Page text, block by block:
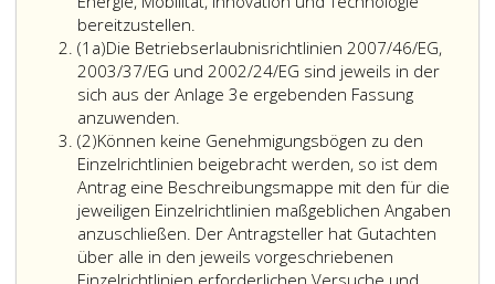
bereitzustellen.
(1a)Absatz
eins
a
Die Betriebserlaubnisrichtlinien 2007/46/EG,
2003/37/EG und 2002/24/EG sind jeweils in der
sich aus der Anlage 3e ergebenden Fassung
anzuwenden.
(2)Absatz
2
Können keine Genehmigungsbögen zu den
Einzelrichtlinien beigebracht werden, so ist dem
Antrag eine Beschreibungsmappe mit den für die
jeweiligen Einzelrichtlinien maßgeblichen Angaben
anzuschließen. Der Antragsteller hat Gutachten
über alle in den jeweils vorgeschriebenen
Einzelrichtlinien erforderlichen Versuche und